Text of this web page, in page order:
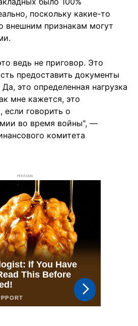
поскольку какие-то
внешним признакам могут
ведь не приговор. Это
предоставить документы
это определенная нагрузка
мне кажется, это
если говорить о
во время войны", —
комитета
РЕКЛАМА